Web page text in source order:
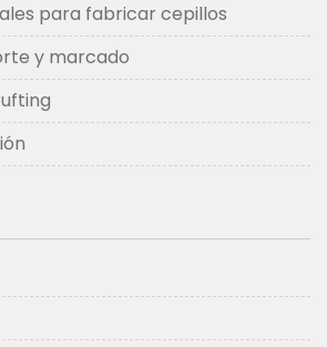
para fabricar cepillos
y marcado